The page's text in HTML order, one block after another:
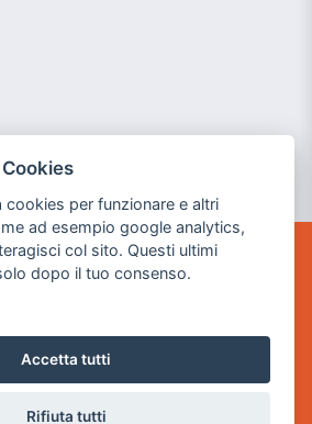
3
Brescia
cookies per funzionare e altri
ad esempio google analytics,
col sito. Questi ultimi
dopo il tuo consenso.
Accetta tutti
Rifiuta tutti